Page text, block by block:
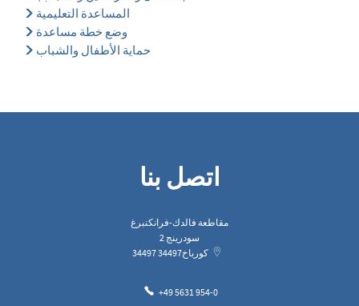
المساعدة التعليمية
وضع خطة مساعدة
حماية الأطفال والشباب
اتصل بنا
مقاطعة فالدك-فرانكنبرغ
سودرينج 2
34497
كورباخ34497
+49 5631 954-0